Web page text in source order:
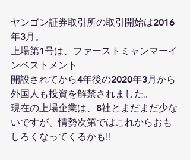
ヤンゴン証券取引所の取引開始は2016
年3月。
上場第1号は、ファーストミャンマーイ
ンベストメント
開設されてから4年後の2020年3月から
外国人も投資を解禁されました。
現在の上場企業は、8社とまだまだ少な
いですが、情勢次第ではこれからおも
しろくなってくるかも‼️